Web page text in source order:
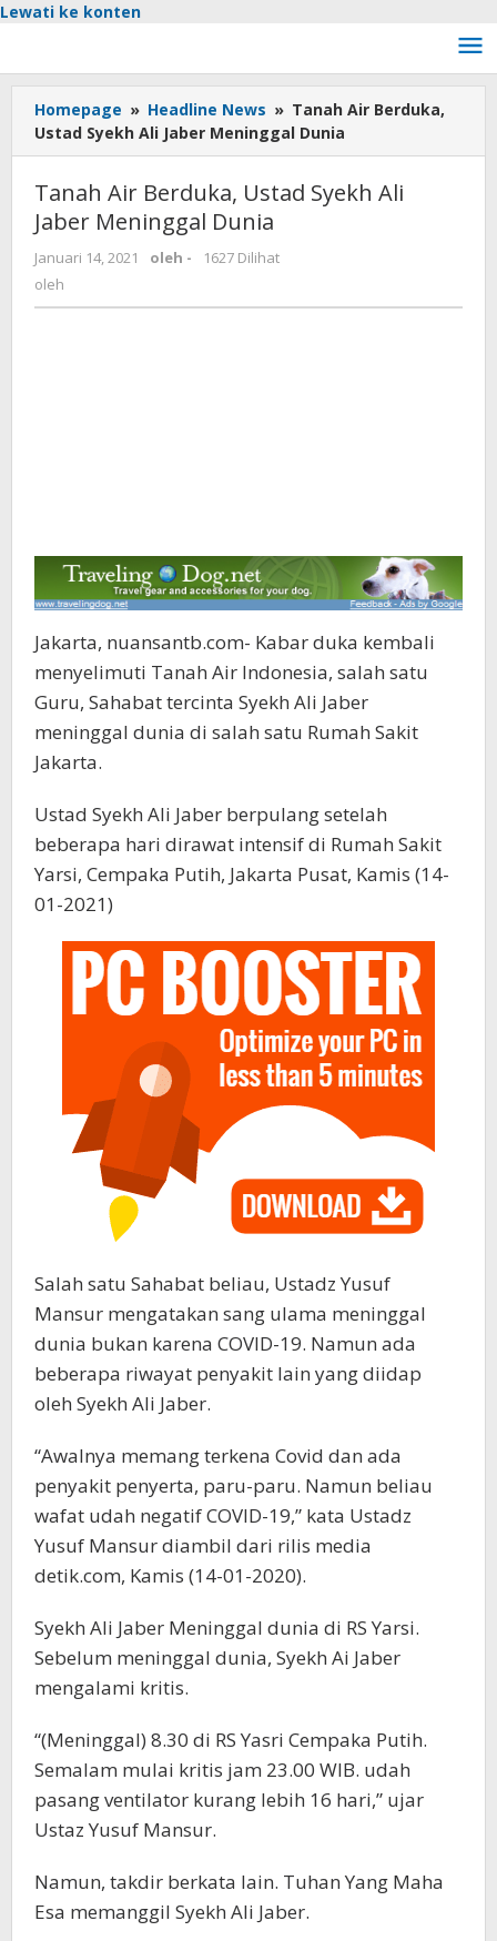
Lewati ke konten
Homepage » Headline News » Tanah Air Berduka,
Ustad Syekh Ali Jaber Meninggal Dunia
Tanah Air Berduka, Ustad Syekh Ali
Jaber Meninggal Dunia
Januari 14, 2021 oleh -
1627 Dilihat
oleh
Jakarta, nuansantb.com- Kabar duka kembali
menyelimuti Tanah Air Indonesia, salah satu
Guru, Sahabat tercinta Syekh Ali Jaber
meninggal dunia di salah satu Rumah Sakit
Jakarta.
Ustad Syekh Ali Jaber berpulang setelah
beberapa hari dirawat intensif di Rumah Sakit
Yarsi, Cempaka Putih, Jakarta Pusat, Kamis (14-
01-2021)
Salah satu Sahabat beliau, Ustadz Yusuf
Mansur mengatakan sang ulama meninggal
dunia bukan karena COVID-19. Namun ada
beberapa riwayat penyakit lain yang diidap
oleh Syekh Ali Jaber.
“Awalnya memang terkena Covid dan ada
penyakit penyerta, paru-paru. Namun beliau
wafat udah negatif COVID-19,” kata Ustadz
Yusuf Mansur diambil dari rilis media
detik.com, Kamis (14-01-2020).
Syekh Ali Jaber Meninggal dunia di RS Yarsi.
Sebelum meninggal dunia, Syekh Ai Jaber
mengalami kritis.
“(Meninggal) 8.30 di RS Yasri Cempaka Putih.
Semalam mulai kritis jam 23.00 WIB. udah
pasang ventilator kurang lebih 16 hari,” ujar
Ustaz Yusuf Mansur.
Namun, takdir berkata lain. Tuhan Yang Maha
Esa memanggil Syekh Ali Jaber.